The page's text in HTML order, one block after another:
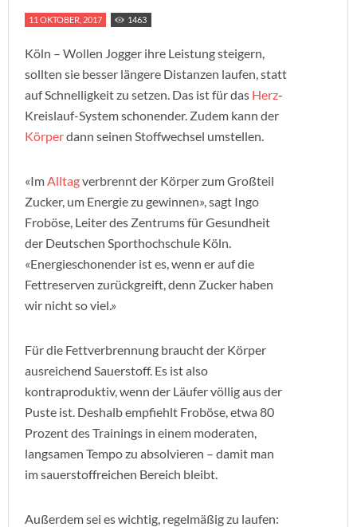
11 OKTOBER, 2017 1463
Köln – Wollen Jogger ihre Leistung steigern,
sollten sie besser längere Distanzen laufen, statt
auf Schnelligkeit zu setzen. Das ist für das Herz-
Kreislauf-System schonender. Zudem kann der
Körperdann seinen Stoffwechsel umstellen.
«ImAlltagverbrennt der Körper zum Großteil
Zucker, um Energie zu gewinnen», sagt Ingo
Froböse, Leiter des Zentrums für Gesundheit
der Deutschen Sporthochschule Köln.
«Energieschonender ist es, wenn er auf die
Fettreserven zurückgreift, denn Zucker haben
wir nicht so viel.»
Für die Fettverbrennung braucht der Körper
ausreichend Sauerstoff. Es ist also
kontraproduktiv, wenn der Läufer völlig aus der
Puste ist. Deshalb empfiehlt Froböse, etwa 80
Prozent des Trainings in einem moderaten,
langsamen Tempo zu absolvieren – damit man
im sauerstoffreichen Bereich bleibt.
Außerdem sei es wichtig, regelmäßig zu laufen: